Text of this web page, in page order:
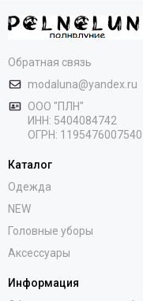
Обратная связь
modaluna@yandex.ru
ООО "ПЛН"
ИНН: 5404084742
ОГРН: 1195476007540
Каталог
Одежда
NEW
Головные уборы
Аксессуары
Информация